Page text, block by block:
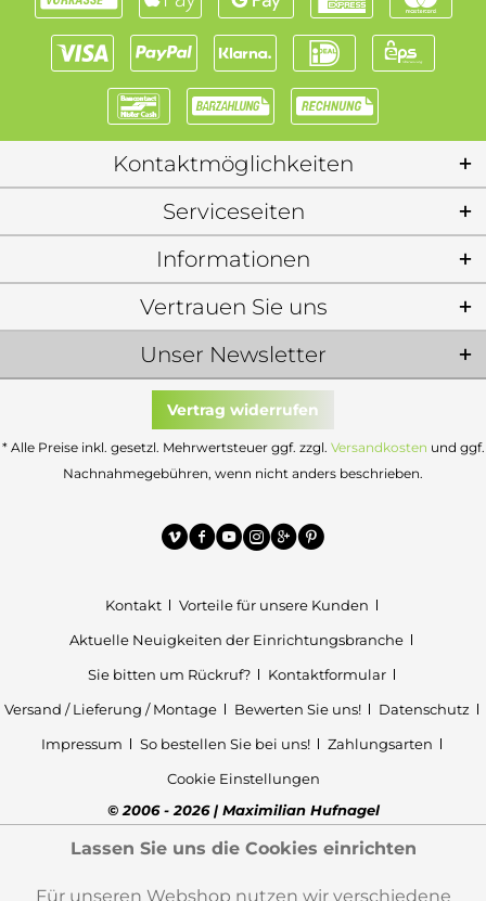
Kontaktmöglichkeiten
Serviceseiten
Informationen
Unser Newsletter
Vertrauen Sie uns
Vertrag widerrufen
* Alle Preise inkl. gesetzl. Mehrwertsteuer ggf. zzgl. Versandkosten und ggf.
Nachnahmegebühren, wenn nicht anders beschrieben.
Kontakt
Vorteile für unsere Kunden
Aktuelle Neuigkeiten der Einrichtungsbranche
Sie bitten um Rückruf?
Kontaktformular
Versand / Lieferung / Montage
Bewerten Sie uns!
Datenschutz
Impressum
So bestellen Sie bei uns!
Zahlungsarten
Cookie Einstellungen
© 2006 - 2026 | Maximilian Hufnagel
Lassen Sie uns die Cookies einrichten
Für unseren Webshop nutzen wir verschiedene